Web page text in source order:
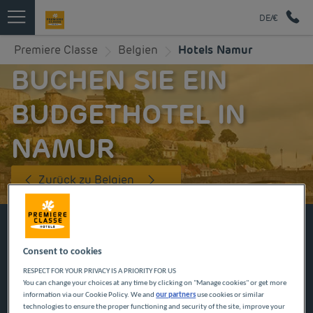
DE/€
Premiere Classe Belgien Hotels Namur
BUCHEN SIE EIN
BUDGETHOTEL IN
NAMUR
Zurück zu Belgien
BUCHEN SIE JETZT IN UNSEREN PREMIERE
CLASSE HOTELS
Consent to cookies
RESPECT FOR YOUR PRIVACY IS A PRIORITY FOR US
You can change your choices at any time by clicking on "Manage cookies" or get more
information via our Cookie Policy. We andour partnersuse cookies or similar
technologies to ensure the proper functioning and security of the site, improve your